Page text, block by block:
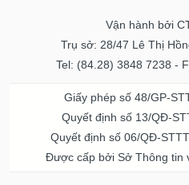
Vận hành bởi
Trụ sở: 28/47 Lê Thị
Tel: (84.28) 3848 7238 -
Giấy phép số 48/GP-
Quyết định số 13/QĐ-
Quyết định số 06/QĐ-
Được cấp bởi Sở Thông tin